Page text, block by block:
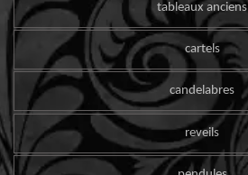
tableaux anciens
cartels
candelabres
reveils